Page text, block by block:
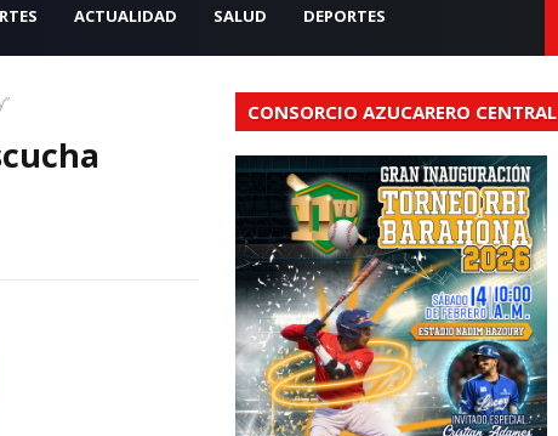
ACTUALIDAD SALUD DEPORTES
CONSORCIO AZUCARERO CENTRAL